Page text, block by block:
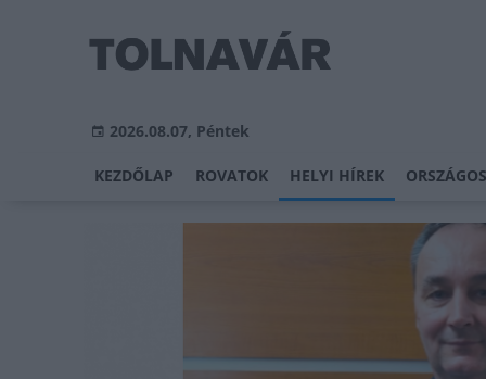
2026.08.07, Péntek
KEZDŐLAP ROVATOK HELYI HÍREK